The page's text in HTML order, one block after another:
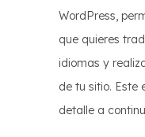
WordPress,
que quieres
idiomas y
de tu sitio. Este
detalle a